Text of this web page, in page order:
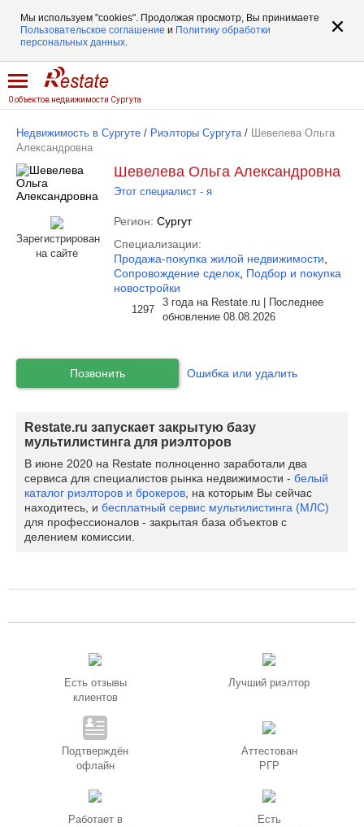
Мы используем "cookies". Продолжая просмотр, Вы принимаете
Пользовательское соглашение и Политику обработки
персональных данных.
0 объектов недвижимости Сургута
Недвижимость в Сургуте / Риэлторы Сургута / Шевелева Ольга
Александровна
Зарегистрирован
на сайте
Шевелева Ольга Александровна
Этот специалист - я
Регион: Сургут
Специализации:
Продажа-покупка жилой недвижимости
Сопровождение сделок Подбор и покупка
новостройки
1297
3 года на Restate.ru | Последнее
обновление 08.08.2026
Позвонить Ошибка или удалить
Restate.ru запускает закрытую базу
мультилистинга для риэлторов
В июне 2020 на Restate полноценно заработали два
сервиса для специалистов рынка недвижимости - белый
каталог риэлторов и брокеров , на которым Вы сейчас
находитесь, и бесплатный сервис мультилистинга (МЛС)
для профессионалов - закрытая база объектов с
делением комиссии.
Есть отзывы
клиентов
Лучший риэлтор
Подтверждён
офлайн
Аттестован
РГР
Работает в
Есть